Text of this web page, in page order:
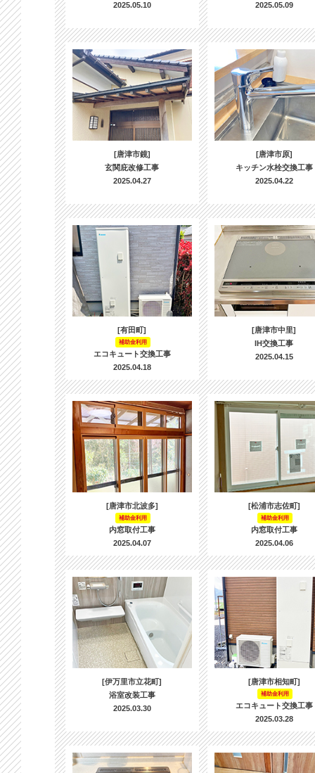
2025.05.10
2025.05.09
[唐津市鏡]
玄関庇改修工事
2025.04.27
[唐津市原]
キッチン水栓交換工事
2025.04.22
[有田町]
補助金利用
エコキュート交換工事
2025.04.18
[唐津市中里]
IH交換工事
2025.04.15
[唐津市北波多]
補助金利用
内窓取付工事
2025.04.07
[松浦市志佐町]
補助金利用
内窓取付工事
2025.04.06
[伊万里市立花町]
浴室改装工事
2025.03.30
[唐津市相知町]
補助金利用
エコキュート交換工事
2025.03.28